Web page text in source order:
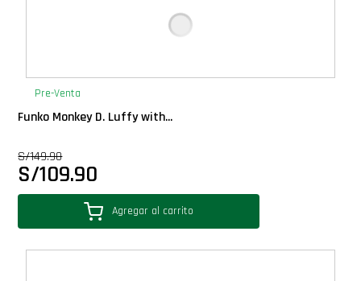
Pre-Venta
Funko Monkey D. Luffy with...
S/149.90
S/109.90
Agregar al carrito